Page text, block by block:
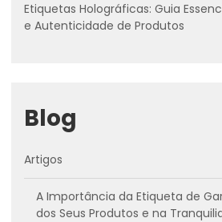
Etiquetas Holográficas: Guia
e Autenticidade de Produtos
Blog
Artigos
A Importância da Etiqueta de
dos Seus Produtos e na